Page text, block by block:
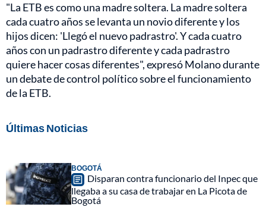
"La ETB es como una madre soltera. La madre soltera
cada cuatro años se levanta un novio diferente y los
hijos dicen: 'Llegó el nuevo padrastro'. Y cada cuatro
años con un padrastro diferente y cada padrastro
quiere hacer cosas diferentes", expresó Molano durante
un debate de control político sobre el funcionamiento
de la ETB.
Últimas Noticias
BOGOTÁ
Disparan contra funcionario del Inpec que
llegaba a su casa de trabajar en La Picota de
Bogotá